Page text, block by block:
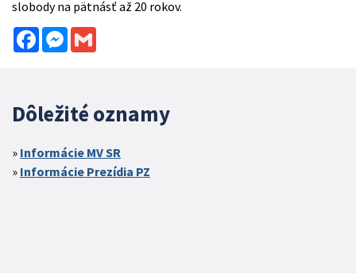
slobody na pätnásť až 20 rokov.
FacebookMessenger
Dôležité oznamy
Informácie MV SR
Informácie Prezídia PZ